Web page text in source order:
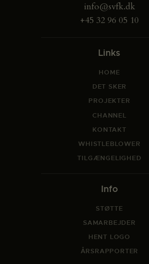
info@svfk.dk
+45 32 96 05 10
Links
HOME
DET SKER
PROJEKTER
CHANNEL
KONTAKT
WHISTLEBLOWER
TILGÆNGELIGHED
Info
STØTTE
SAMARBEJDER
HENT LOGO
ÅRSRAPPORTER